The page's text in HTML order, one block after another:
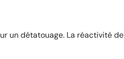
un détatouage. La réactivité de